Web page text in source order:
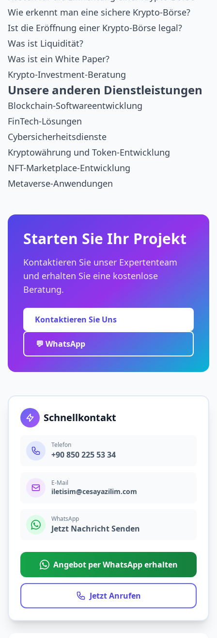
Wie erkennt man eine sichere Krypto-Börse?
Ist die Eröffnung einer Krypto-Börse legal?
Was ist Liquidität?
Was ist ein White Paper?
Krypto-Investment-Beratung
Unsere anderen Dienstleistungen
Blockchain-Softwareentwicklung
FinTech-Lösungen
Cybersicherheitsdienste
Kryptowährung und Token-Entwicklung
NFT-Marketplace-Entwicklung
Metaverse-Anwendungen
Starten Sie Ihr Projekt
Kontaktieren Sie unser Expertenteam
und erhalten Sie eine kostenlose
Beratung.
Kontaktieren Sie Uns
💬 WhatsApp
Schnellkontakt
Telefon
+90 850 225 53 34
E-Mail
iletisim@cesayazilim.com
WhatsApp
Jetzt Nachricht Senden
Angebot per WhatsApp erhalten
Jetzt Anrufen